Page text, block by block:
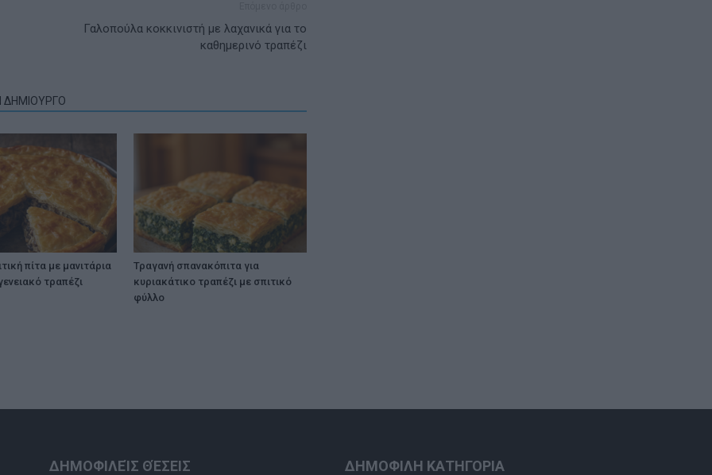
Γαλοπούλα κοκκινιστή με λαχανικά για το
καθημερινό τραπέζι
ΔΗΜΙΟΥΡΓΟ
πίτα με μανιτάρια
τραπέζι
Τραγανή σπανακόπιτα για
κυριακάτικο τραπέζι με σπιτικό
φύλλο
ΔΗΜΟΦΙΛΕΊΣ ΘΈΣΕΙΣ ΔΗΜΟΦΙΛΗ ΚΑΤΗΓΟΡΙΑ